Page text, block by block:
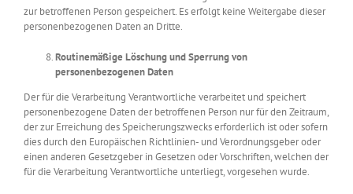
zur betroffenen Person gespeichert. Es erfolgt keine Weitergabe dieser
personenbezogenen Daten an Dritte.
Routinemäßige Löschung und Sperrung von
personenbezogenen Daten
Der für die Verarbeitung Verantwortliche verarbeitet und speichert
personenbezogene Daten der betroffenen Person nur für den Zeitraum,
der zur Erreichung des Speicherungszwecks erforderlich ist oder sofern
dies durch den Europäischen Richtlinien- und Verordnungsgeber oder
einen anderen Gesetzgeber in Gesetzen oder Vorschriften, welchen der
für die Verarbeitung Verantwortliche unterliegt, vorgesehen wurde.